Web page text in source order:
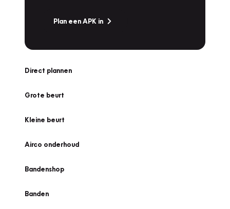
Plan een APK in
Direct plannen
Grote beurt
Kleine beurt
Airco onderhoud
Bandenshop
Banden